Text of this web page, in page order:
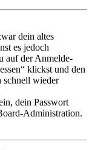
dein altes
es jedoch
auf der Anmelde-
klickst und den
schnell wieder
dein Passwort
Administration.